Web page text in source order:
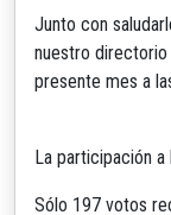
Junto con
nuestro directorio
presente mes a
La participación
Sólo 197 votos